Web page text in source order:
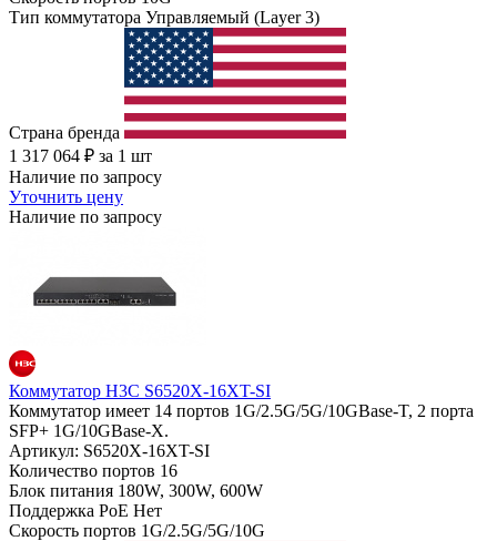
Тип коммутатора Управляемый (Layer 3)
Страна бренда
1 317 064 ₽ за 1 шт
Наличие по запросу
Уточнить цену
Наличие по запросу
Коммутатор H3C S6520X-16XT-SI
Коммутатор имеет 14 портов 1G/2.5G/5G/10GBase-T, 2 порта
SFP+ 1G/10GBase-X.
Артикул: S6520X-16XT-SI
Количество портов 16
Блок питания 180W, 300W, 600W
Поддержка PoE Нет
Скорость портов 1G/2.5G/5G/10G